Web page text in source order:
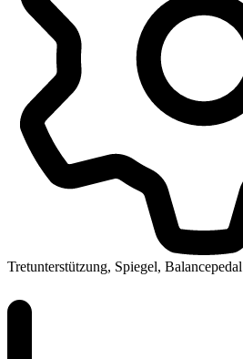
Tretunterstützung, Spiegel, Balancepedal